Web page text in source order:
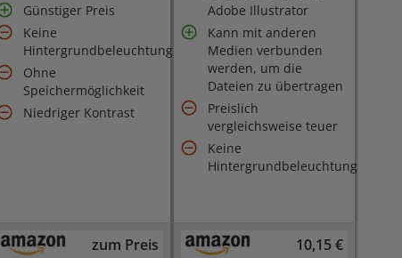
Günstiger Preis
Keine
Hintergrundbeleuchtung
Ohne
Speichermöglichkeit
Niedriger Kontrast
Adobe Illustrator
Kann mit anderen
Medien verbunden
werden, um die
Dateien zu übertragen
Preislich
vergleichsweise teuer
Keine
Hintergrundbeleuchtung
zum Preis 10,15 €